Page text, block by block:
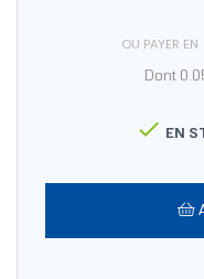
OU PAYER EN
Dont
 EN